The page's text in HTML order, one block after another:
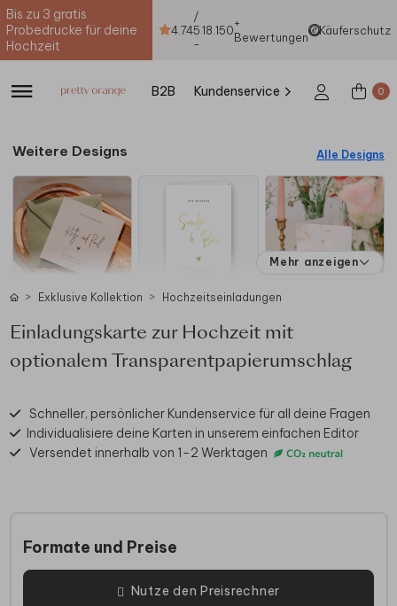
Bis zu 3 gratis
Probedrucke für deine
Hochzeit
4.74
/
5
-
18.150+
Bewertungen
Käuferschutz
B2B Kundenservice 0
Weitere Designs Alle Designs
Mehr anzeigen
Exklusive Kollektion Hochzeitseinladungen
Einladungskarte zur Hochzeit mit
optionalem Transparentpapierumschlag
Schneller, persönlicher Kundenservice für all deine Fragen
Individualisiere deine Karten in unserem einfachen Editor
Versendet innerhalb von 1-2 Werktagen
Formate und Preise
Nutze den Preisrechner